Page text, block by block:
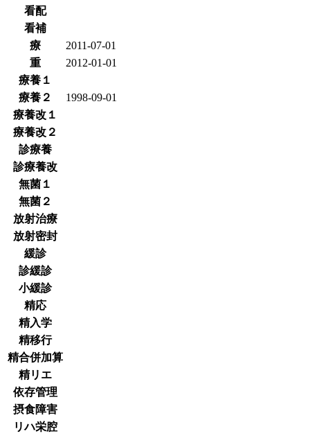
看配
看補
療
2011-07-01
重
2012-01-01
療養１
療養２
1998-09-01
療養改１
療養改２
診療養
診療養改
無菌１
無菌２
放射治療
放射密封
緩診
診緩診
小緩診
精応
精入学
精移行
精合併加算
精リエ
依存管理
摂食障害
リハ栄腔